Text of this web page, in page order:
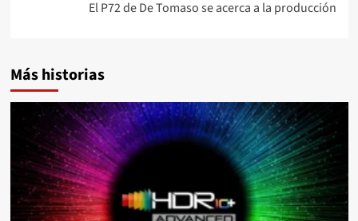
El P72 de De Tomaso se acerca a la producción
Más historias